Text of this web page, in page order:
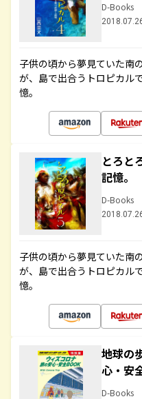
D-Books
子供の頃から夢見ていた南
が、島で出合うトロピカル
憶。
とろと
記憶
D-Books
子供の頃から夢見ていた南
が、島で出合うトロピカル
憶。
地球の
心・安
D-Books